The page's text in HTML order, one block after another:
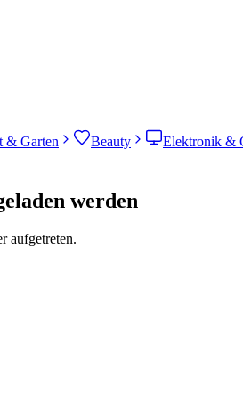
& Garten Beauty Elektronik &
werden
aufgetreten.